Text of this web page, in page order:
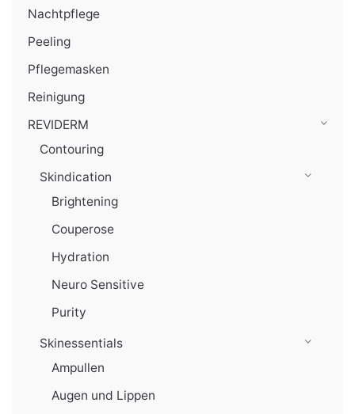
Nachtpflege
Peeling
Pflegemasken
Reinigung
REVIDERM
Contouring
Skindication
Brightening
Couperose
Hydration
Neuro Sensitive
Purity
Skinessentials
Ampullen
Augen und Lippen